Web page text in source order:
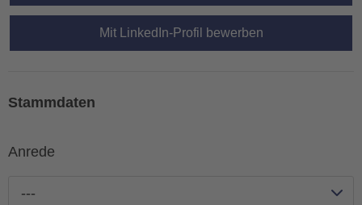
Mit LinkedIn-Profil bewerben
Stammdaten
Anrede
---